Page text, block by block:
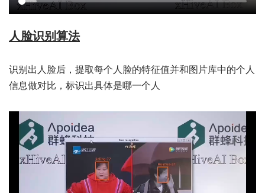
人脸识别算法
识别出人脸后，提取每个人脸的特征值并和图片库中的个人
信息做对比，标识出具体是哪一个人